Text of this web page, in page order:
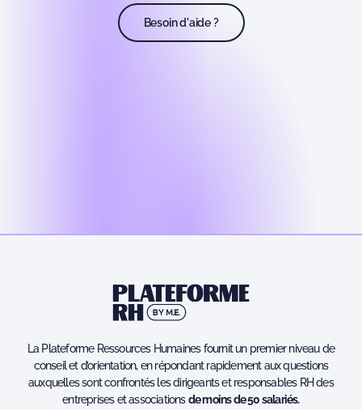
Besoin d'aide ?
La Plateforme Ressources Humaines fournit un premier niveau de
conseil et d’orientation, en répondant rapidement aux questions
auxquelles sont confrontés les dirigeants et responsables RH des
entreprises et associationsde moins de 50 salariés.